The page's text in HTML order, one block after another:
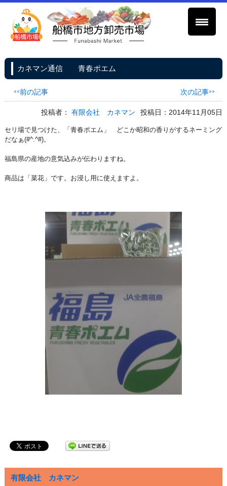
カネマン通信 青春ポエム
<<前の記事 次の記事>>
投稿者：有限会社 カネマン 投稿日：2014年11月05日
セリ場で見つけた、「青春ポエム」 どこか昭和の香りがするネーミング
だなぁ(#^.^#)。
福島県の産地の意気込みが伝わりますね。
商品は「菜花」です。お浸し用に使えますよ。
有限会社 カネマン